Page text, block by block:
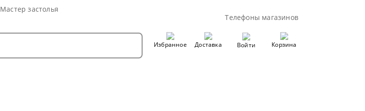
Мастер застолья
Телефоны магазинов
Избранное Доставка Войти Корзина